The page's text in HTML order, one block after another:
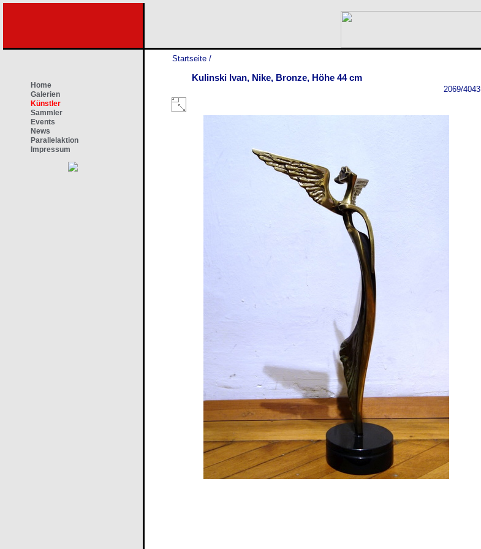
Home
Galerien
Künstler
Sammler
Events
News
Parallelaktion
Impressum
Startseite /
Kulinski Ivan, Nike, Bronze, Höhe 44 cm
2069/4043